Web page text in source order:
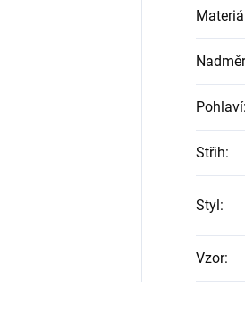
Materiál
Pohlaví:
Střih:
Styl :
Vzor: